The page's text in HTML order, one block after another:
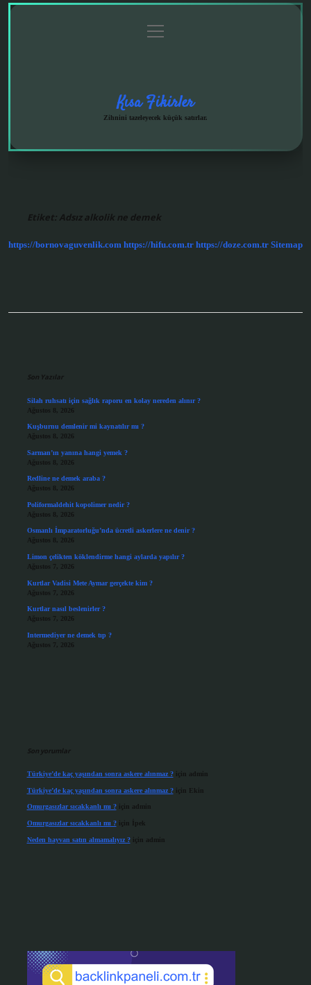
menüyü
aç
Kısa Fikirler
Zihnini tazeleyecek küçük satırlar.
Etiket: Adsız alkolik ne demek
https://bornovaguvenlik.com https://hifu.com.tr https://doze.com.tr Sitemap
Son Yazılar
Silah ruhsatı için sağlık raporu en kolay nereden alınır ?
Ağustos 8, 2026
Kuşburnu demlenir mi kaynatılır mı ?
Ağustos 8, 2026
Sarman’ın yanına hangi yemek ?
Ağustos 8, 2026
Redline ne demek araba ?
Ağustos 8, 2026
Poliformaldehit kopolimer nedir ?
Ağustos 8, 2026
Osmanlı İmparatorluğu’nda ücretli askerlere ne denir ?
Ağustos 8, 2026
Limon çelikten köklendirme hangi aylarda yapılır ?
Ağustos 7, 2026
Kurtlar Vadisi Mete Aymar gerçekte kim ?
Ağustos 7, 2026
Kurtlar nasıl beslenirler ?
Ağustos 7, 2026
Intermediyer ne demek tıp ?
Ağustos 7, 2026
Son yorumlar
Türkiye’de kaç yaşından sonra askere alınmaz ?için admin
Türkiye’de kaç yaşından sonra askere alınmaz ?için Ekin
Omurgasızlar sıcakkanlı mı ?için admin
Omurgasızlar sıcakkanlı mı ?için İpek
Neden hayvan satın almamalıyız ?için admin